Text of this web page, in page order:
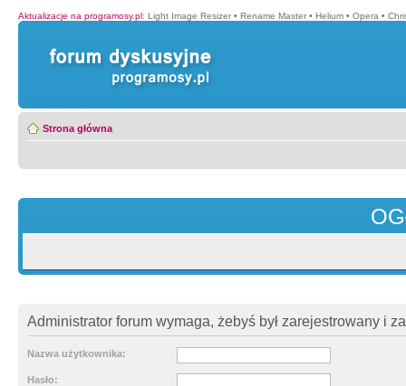
Aktualizacje na programosy.pl: Light Image Resizer • Rename Master • Helium • Opera •
Strona główna
Administrator forum wymaga, żebyś był zarejestrowany i
Nazwa użytkownika:
Hasło: